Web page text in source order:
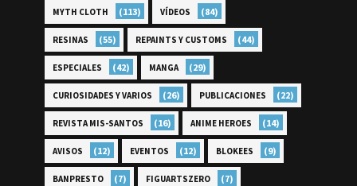
MYTH CLOTH (113) VÍDEOS (84)
RESINAS (55) REPAINTS Y CUSTOMS (44)
ESPECIALES (42) MANGA (29)
CURIOSIDADES Y VARIOS (26) PUBLICACIONES (22)
REVISTA MIS-SANTOS (16) ANIME HEROES (14)
AVISOS (12) EVENTOS (12) BLOKEES (9)
BANPRESTO (7) FIGUARTSZERO (7)